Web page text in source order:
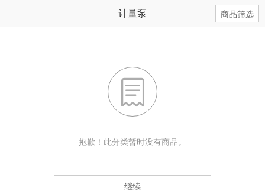
商品筛选
计量泵

抱歉！此分类暂时没有商品。
继续